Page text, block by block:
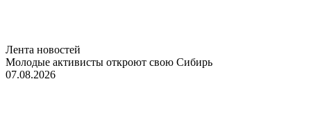
Лента новостей
Молодые активисты откроют свою Сибирь
07.08.2026